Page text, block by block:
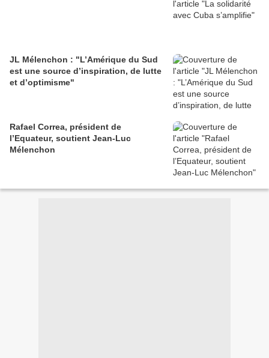
JL Mélenchon : "L’Amérique du Sud
est une source d’inspiration, de lutte
et d’optimisme"
Rafael Correa, président de
l’Equateur, soutient Jean-Luc
Mélenchon